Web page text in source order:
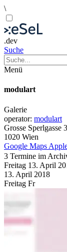
\
.dev
Suche
Menü
modulart
Galerie
operator: modulart
Grosse Sperlgasse
1020 Wien
Google Maps
3 Termine im
Freitag 13. April
13. April 2018
Freitag Fr